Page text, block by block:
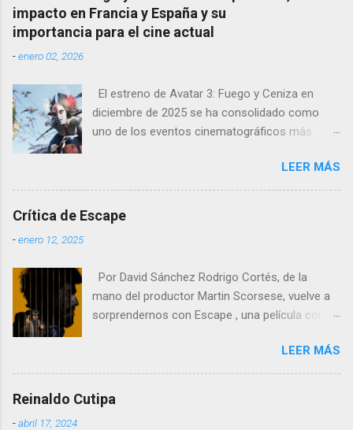
un viaje por los sueños que pueden alcanzar o
que ya alcanzaron y los miedos de haber
emotividad y simbolismo.
impacto en Francia y España y su
importancia para el cine actual
-enero 02, 2026
El estreno de Avatar 3: Fuego y Ceniza en
diciembre de 2025 se ha consolidado como
uno de los eventos cinematográficos más
saga dirigida por James Cameron ha vuelto a
atraer al gran público a las salas, con cifras de
mercados europeos clave como Francia y
LEER MÁS
Crítica de Escape
-enero 12, 2025
Por David Sánchez Rodrigo Cortés, de la
mano del productor Martin Scorsese, vuelve a
sorprendernos con Escape , una película con
comedia negra, drama carcelario y elementos
kafkianos en una narrativa que resulta tan
extraña como fascinante. En esta obra, Cortés
nos demuestra que aún hay espacio en el cine
LEER MÁS
Reinaldo Cutipa
-abril 17, 2024